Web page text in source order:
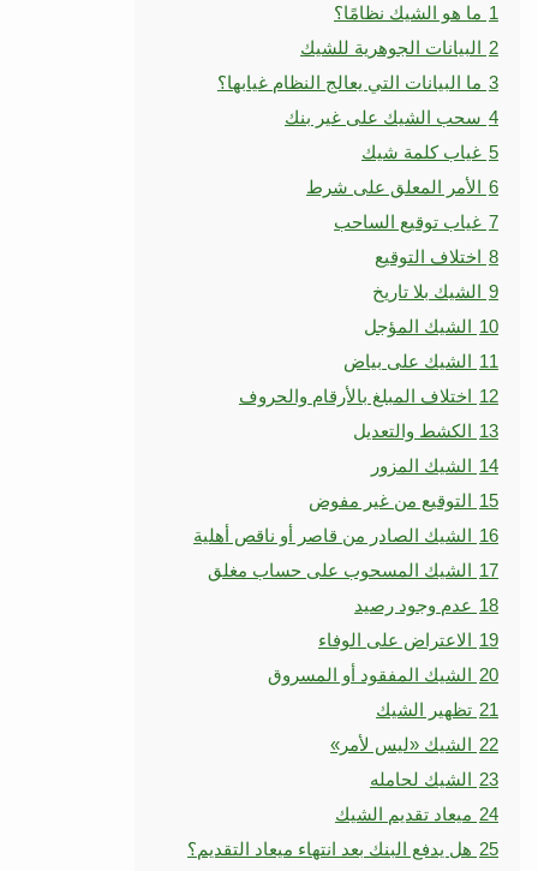
1 ما هو الشيك نظامًا؟
2 البيانات الجوهرية للشيك
3 ما البيانات التي يعالج النظام غيابها؟
4 سحب الشيك على غير بنك
5 غياب كلمة شيك
6 الأمر المعلق على شرط
7 غياب توقيع الساحب
8 اختلاف التوقيع
9 الشيك بلا تاريخ
10 الشيك المؤجل
11 الشيك على بياض
12 اختلاف المبلغ بالأرقام والحروف
13 الكشط والتعديل
14 الشيك المزور
15 التوقيع من غير مفوض
16 الشيك الصادر من قاصر أو ناقص أهلية
17 الشيك المسحوب على حساب مغلق
18 عدم وجود رصيد
19 الاعتراض على الوفاء
20 الشيك المفقود أو المسروق
21 تظهير الشيك
22 الشيك «ليس لأمر»
23 الشيك لحامله
24 ميعاد تقديم الشيك
25 هل يدفع البنك بعد انتهاء ميعاد التقديم؟